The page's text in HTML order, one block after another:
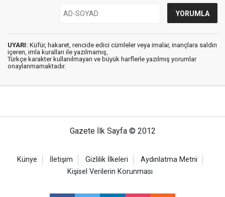
UYARI: Küfür, hakaret, rencide edici cümleler veya imalar, inançlara saldırı
içeren, imla kuralları ile yazılmamış,
Türkçe karakter kullanılmayan ve büyük harflerle yazılmış yorumlar
onaylanmamaktadır.
Gazete İlk Sayfa © 2012
Künye İletişim Gizlilik İlkeleri
Aydınlatma Metni
Kişisel Verilerin Korunması